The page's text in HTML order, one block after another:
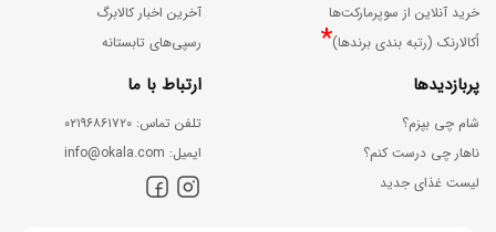
خرید آنلاین از سوپرمارکت‌ها
اُکالارنک (رتبه بندی برندها)*
آخرین اخبار کالابرگ
رسپی‌های تابستانه
پربازدیدها
شام چی بپزم؟
ناهار چی درست کنم؟
لیست غذای جدید
ارتباط با ما
ﺗﻠﻔﻦ ﺗﻤﺎس: ۰۲۱۹۶۸۶۱۷۲۰
اﯾﻤﯿﻞ: info@okala.com